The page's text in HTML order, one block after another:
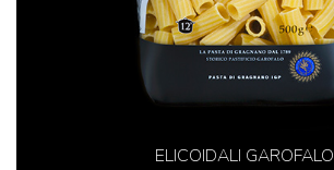
ELICOIDALI GAROFALO